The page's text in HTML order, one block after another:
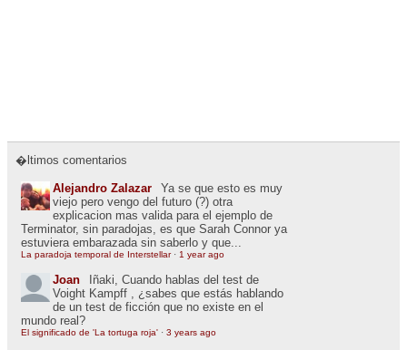
�ltimos comentarios
Alejandro Zalazar
Ya se que esto es muy
viejo pero vengo del futuro (?) otra
explicacion mas valida para el ejemplo de
Terminator, sin paradojas, es que Sarah Connor ya
estuviera embarazada sin saberlo y que...
La paradoja temporal de Interstellar· 1 year ago
Joan
Iñaki, Cuando hablas del test de
Voight Kampff , ¿sabes que estás hablando
de un test de ficción que no existe en el
mundo real?
El significado de 'La tortuga roja' · 3 years ago